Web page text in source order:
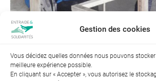
Gestion des cookies
Vous décidez quelles données nous pouvons
meilleure expérience possible.
En cliquant sur « Accepter », vous autorisez le
← Précédent